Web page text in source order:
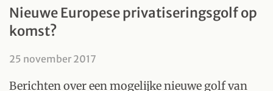
Nieuwe Europese privatiseringsgolf op
komst?
25 november 2017
Berichten over een mogelijke nieuwe golf van